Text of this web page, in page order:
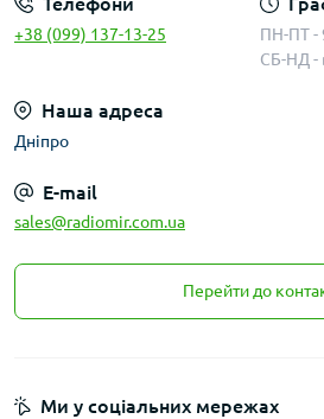
+38 (099) 137-13-25
ПН-ПТ -
СБ-НД -
Наша адреса
Дніпро
E-mail
sales@radiomir.com.ua
Перейти до
Ми у соціальних мережах